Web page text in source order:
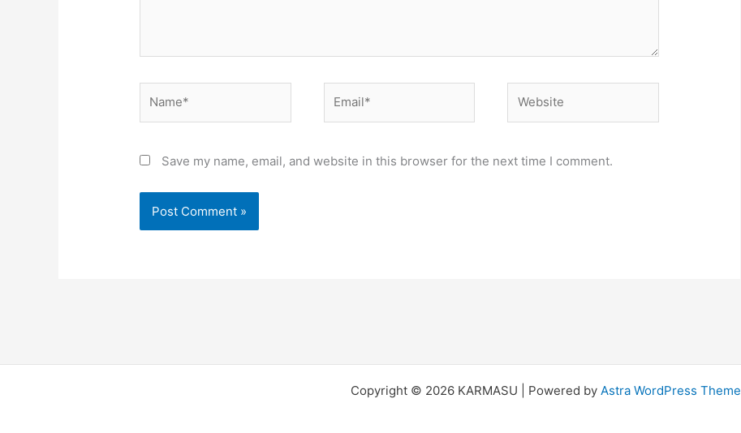
Save my name, email, and website in this browser for the next time I comment.
Copyright © 2026 KARMASU | Powered by Astra WordPress Theme